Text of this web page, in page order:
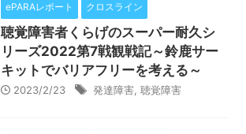
ePARAレポート クロスライン
聴覚障害者くらげのスーパー耐久シ
リーズ2022第7戦観戦記～鈴鹿サー
キットでバリアフリーを考える～
2023/2/23 発達障害 ,聴覚障害